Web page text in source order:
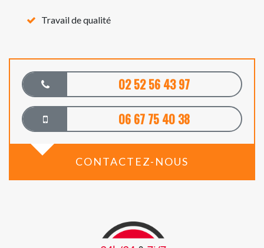
Travail de qualité
02 52 56 43 97
06 67 75 40 38
CONTACTEZ-NOUS